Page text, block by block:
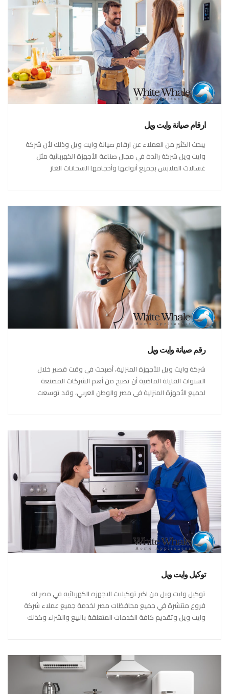
ارقام صيانة وايت ويل
يبحث الكثير من العملاء عن ارقام صيانة وايت ويل وذلك لأن شركة
وايت ويل شركة رائدة في مجال صناعة الأجهزة الكهربائية مثل
غسالات الملابس بجميع أنواعها وأحجامها السخانات الغاز
رقم صيانة وايت ويل
شركة وايت ويل للأجهزة المنزلية، أصبحت في وقت قصير خلال
السنوات القليلة الماضية أن تصبح من أهم الشركات المصنعة
لجميع الأجهزة المنزلية فى مصر والوطن العربي، وقد توسعت
توكيل وايت ويل
توكيل وايت ويل من اكبر توكيلات الاجهزه الكهربائيه في مصر له
فروع منتشرة في جميع محافظات مصر لخدمة جميع عملاء شركة
وايت ويل وتقديم كافة الخدمات المتعلقة بالبيع والشراء وكذلك